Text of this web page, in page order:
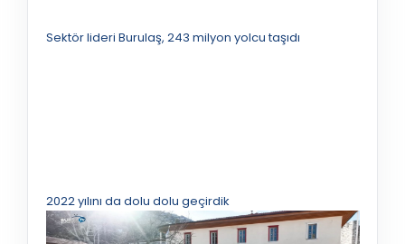
Sektör lideri Burulaş, 243 milyon yolcu taşıdı
2022 yılını da dolu dolu geçirdik